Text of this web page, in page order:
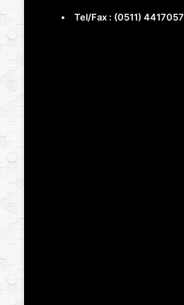
Tel/Fax : (0511) 4417057